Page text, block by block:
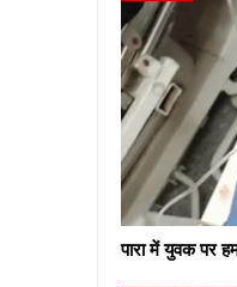
पारा में युवक पर